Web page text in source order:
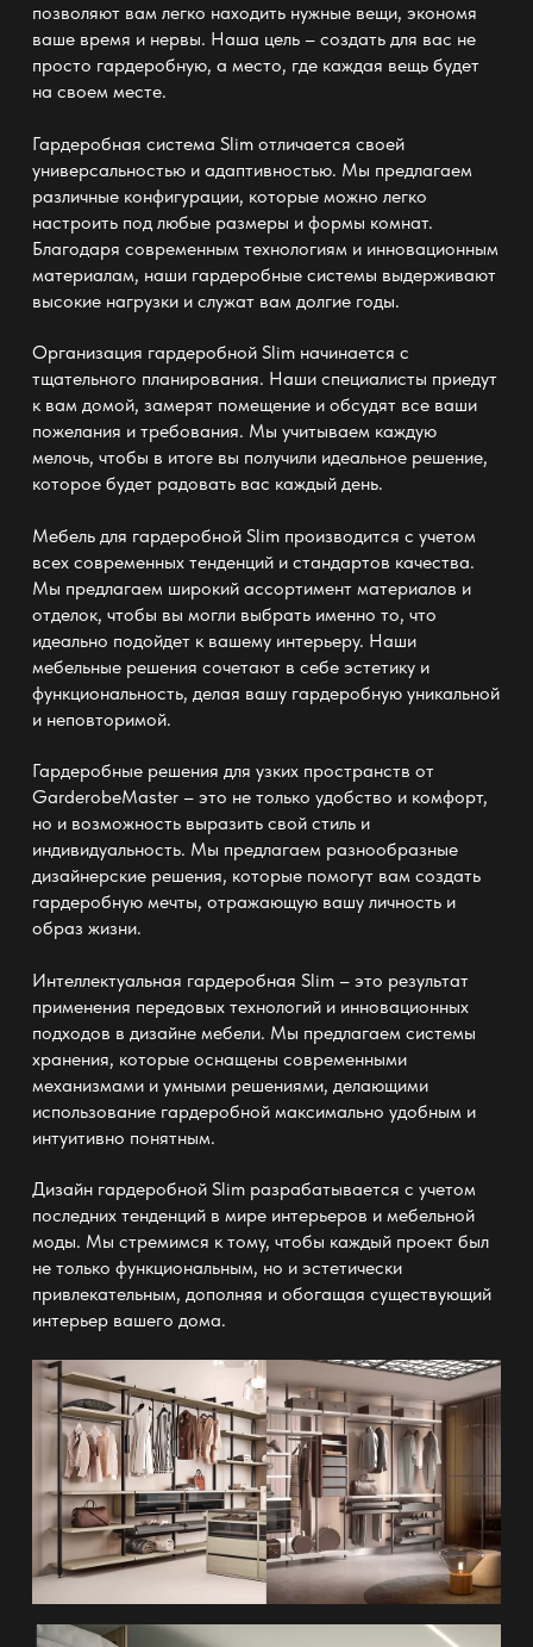
позволяют вам легко находить нужные вещи, экономя
ваше время и нервы. Наша цель – создать для вас не
просто гардеробную, а место, где каждая вещь будет
на своем месте.
Гардеробная система Slimотличается своей
универсальностью и адаптивностью. Мы предлагаем
различные конфигурации, которые можно легко
настроить под любые размеры и формы комнат.
Благодаря современным технологиям и инновационным
материалам, наши гардеробные системы выдерживают
высокие нагрузки и служат вам долгие годы.
Организация гардеробной Slimначинается с
тщательного планирования. Наши специалисты приедут
к вам домой, замерят помещение и обсудят все ваши
пожелания и требования. Мы учитываем каждую
мелочь, чтобы в итоге вы получили идеальное решение,
которое будет радовать вас каждый день.
Мебель для гардеробной Slimпроизводится с учетом
всех современных тенденций и стандартов качества.
Мы предлагаем широкий ассортимент материалов и
отделок, чтобы вы могли выбрать именно то, что
идеально подойдет к вашему интерьеру. Наши
мебельные решения сочетают в себе эстетику и
функциональность, делая вашу гардеробную уникальной
и неповторимой.
Гардеробные решения для узких пространств от
GarderobeMaster– это не только удобство и комфорт,
но и возможность выразить свой стиль и
индивидуальность. Мы предлагаем разнообразные
дизайнерские решения, которые помогут вам создать
гардеробную мечты, отражающую вашу личность и
образ жизни.
Интеллектуальная гардеробная Slim– это результат
применения передовых технологий и инновационных
подходов в дизайне мебели. Мы предлагаем системы
хранения, которые оснащены современными
механизмами и умными решениями, делающими
использование гардеробной максимально удобным и
интуитивно понятным.
Дизайн гардеробной Slimразрабатывается с учетом
последних тенденций в мире интерьеров и мебельной
моды. Мы стремимся к тому, чтобы каждый проект был
не только функциональным, но и эстетически
привлекательным, дополняя и обогащая существующий
интерьер вашего дома.